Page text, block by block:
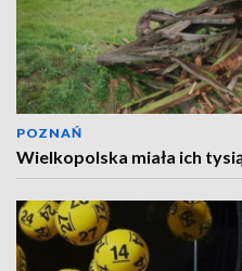
POZNAŃ
Wielkopolska miała ich